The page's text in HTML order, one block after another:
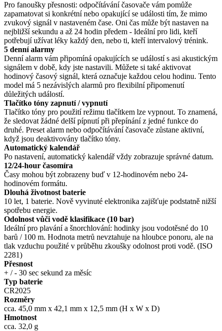
Pro fanoušky přesnosti: odpočítávání časovače vám pomůže
zapamatovat si konkrétní nebo opakující se události tím, že mimo
zvukový signál v nastaveném čase. Oni čas může být nastaven na
nejbližší sekundu a až 24 hodin předem - Ideální pro lidi, kteří
potřebují užívat léky každý den, nebo ti, kteří intervalový trénink.
5 denní alarmy
Denní alarm vám připomíná opakujících se událostí s asi akustickým
signálem v době, kdy jste nastavili. Můžete si také aktivovat
hodinový časový signál, která označuje každou celou hodinu. Tento
model má 5 nezávislých alarmů pro flexibilní připomenutí
důležitých událostí.
Tlačítko tóny zapnutí / vypnutí
Tlačítko tóny pro použití režimu tlačítkem lze vypnout. To znamená,
že sledovat žádné delší pípnutí při přepínání z jedné funkce do
druhé. Preset alarm nebo odpočítávání časovače zůstane aktivní,
když jsou deaktivovány tlačítko tóny.
Automatický kalendář
Po nastavení, automatický kalendář vždy zobrazuje správné datum.
12/24-hour časomíra
Časy mohou být zobrazeny buď v 12-hodinovém nebo 24-
hodinovém formátu.
Dlouhá životnost baterie
10 let, 1 baterie. Nově vyvinuté elektronika zajišťuje podstatně nižší
spotřebu energie.
Odolnost vůči vodě klasifikace (10 bar)
Ideální pro plavání a šnorchlování: hodinky jsou vodotěsné do 10
barů / 100 m. Hodnota metrů nevztahuje na hloubce ponoru, ale na
tlak vzduchu použité v průběhu zkoušky odolnost proti vodě. (ISO
2281)
Přesnost
+ / - 30 sec sekund za měsíc
Typ baterie
CR2025
Rozměry
cca. 45,0 mm x 42,1 mm x 12,5 mm (H x W x D)
Hmotnost
cca. 32,0 g